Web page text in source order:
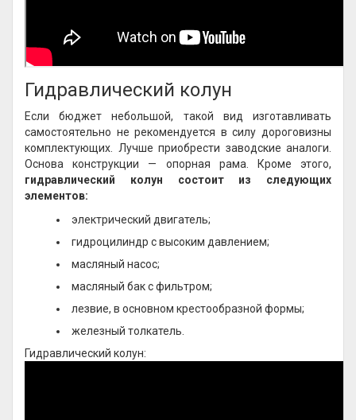
Гидравлический колун
Если бюджет небольшой, такой вид изготавливать
самостоятельно не рекомендуется в силу дороговизны
комплектующих. Лучше приобрести заводские аналоги.
Основа конструкции — опорная рама. Кроме этого,
гидравлический колун состоит из следующих
элементов:
электрический двигатель;
гидроцилиндр с высоким давлением;
масляный насос;
масляный бак с фильтром;
лезвие, в основном крестообразной формы;
железный толкатель.
Гидравлический колун: